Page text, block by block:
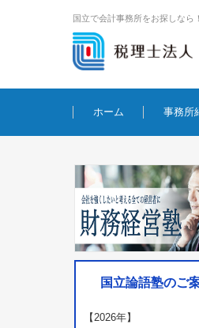
国立で会計事務所をお探しなら
ホーム
事務所
国立論語塾のご
【2026年】